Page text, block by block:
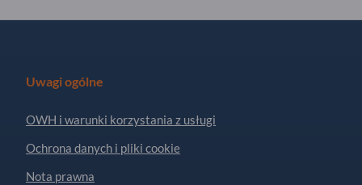
Uwagi ogólne
OWH i warunki korzystania z usługi
Ochrona danych i pliki cookie
Nota prawna